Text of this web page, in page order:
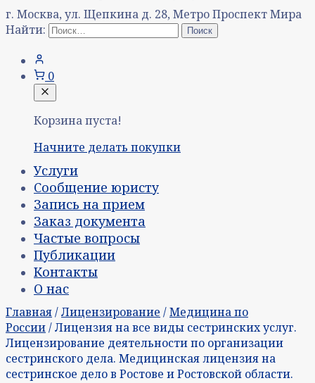
г. Москва, ул. Щепкина д. 28, Метро Проспект Мира
Найти:
0
Корзина пуста!
Начните делать покупки
Услуги
Сообщение юристу
Запись на прием
Заказ документа
Частые вопросы
Публикации
Контакты
О нас
Главная/Лицензирование /Медицина по
России/ Лицензия на все виды сестринских услуг.
Лицензирование деятельности по организации
сестринского дела. Медицинская лицензия на
сестринское дело в Ростове и Ростовской области.